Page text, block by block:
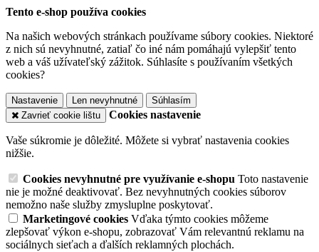
Tento e-shop používa cookies
Na našich webových stránkach používame súbory cookies. Niektoré
z nich sú nevyhnutné, zatiaľ čo iné nám pomáhajú vylepšiť tento
web a váš užívateľský zážitok. Súhlasíte s používaním všetkých
cookies?
Nastavenie Len nevyhnutné
Súhlasím
Zavrieť cookie lištu
Cookies nastavenie
Vaše súkromie je dôležité. Môžete si vybrať nastavenia cookies
nižšie.
Cookies nevyhnutné pre využívanie e-shopu Toto nastavenie
nie je možné deaktivovať. Bez nevyhnutných cookies súborov
nemožno naše služby zmysluplne poskytovať.
Marketingové cookies Vďaka týmto cookies môžeme
zlepšovať výkon e-shopu, zobrazovať Vám relevantnú reklamu na
sociálnych sieťach a ďalších reklamných plochách.